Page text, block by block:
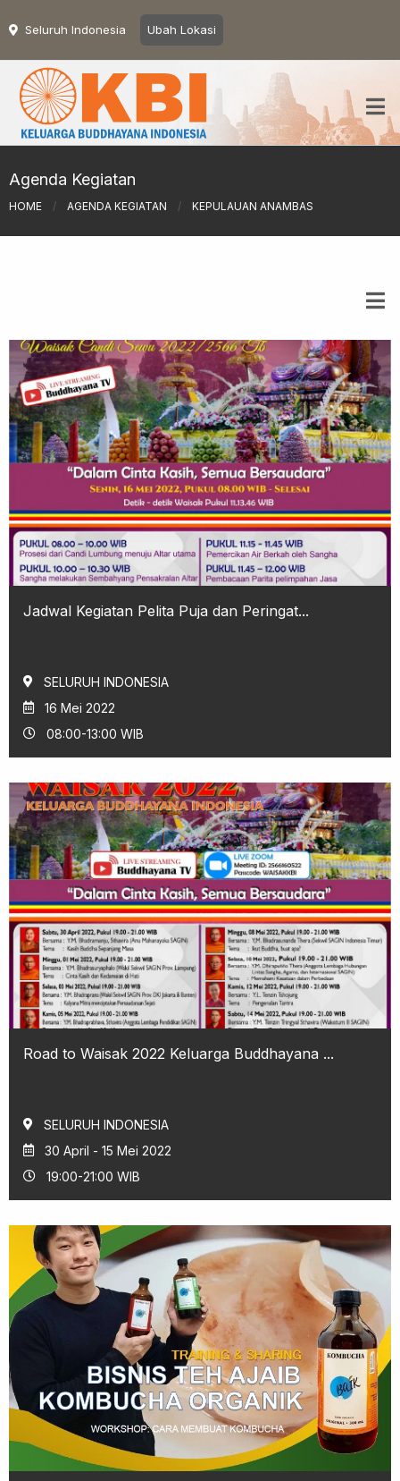
Seluruh Indonesia Ubah Lokasi
Agenda Kegiatan
HOME / AGENDA KEGIATAN / KEPULAUAN ANAMBAS
Jadwal Kegiatan Pelita Puja dan Peringat...
SELURUH INDONESIA
16 Mei 2022
08:00-13:00 WIB
Road to Waisak 2022 Keluarga Buddhayana ...
SELURUH INDONESIA
30 April - 15 Mei 2022
19:00-21:00 WIB